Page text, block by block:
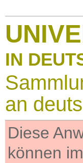
IN
an
Diese
können im